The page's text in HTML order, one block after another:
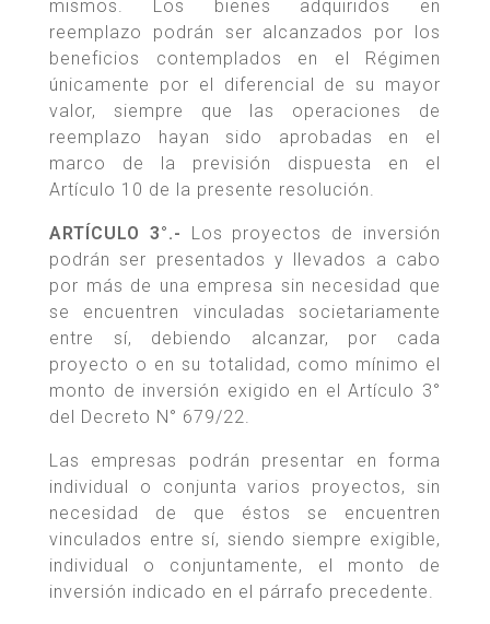
mismos. Los bienes adquiridos en
reemplazo podrán ser alcanzados por los
beneficios contemplados en el Régimen
únicamente por el diferencial de su mayor
valor, siempre que las operaciones de
reemplazo hayan sido aprobadas en el
marco de la previsión dispuesta en el
Artículo 10 de la presente resolución.
ARTÍCULO 3°.- Los proyectos de inversión
podrán ser presentados y llevados a cabo
por más de una empresa sin necesidad que
se encuentren vinculadas societariamente
entre sí, debiendo alcanzar, por cada
proyecto o en su totalidad, como mínimo el
monto de inversión exigido en el Artículo 3°
del Decreto N° 679/22.
Las empresas podrán presentar en forma
individual o conjunta varios proyectos, sin
necesidad de que éstos se encuentren
vinculados entre sí, siendo siempre exigible,
individual o conjuntamente, el monto de
inversión indicado en el párrafo precedente.